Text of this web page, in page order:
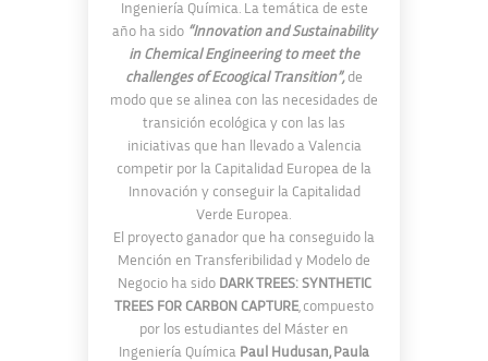
Ingeniería Química. La temática de este
año ha sido “Innovation and Sustainability
in Chemical Engineering to meet the
challenges of Ecoogical Transition”, de
modo que se alinea con las necesidades de
transición ecológica y con las las
iniciativas que han llevado a Valencia
competir por la Capitalidad Europea de la
Innovación y conseguir la Capitalidad
Verde Europea.
El proyecto ganador que ha conseguido la
Mención en Transferibilidad y Modelo de
Negocio ha sido DARK TREES: SYNTHETIC
TREES FOR CARBON CAPTURE, compuesto
por los estudiantes del Máster en
Ingeniería Química Paul Hudusan, Paula